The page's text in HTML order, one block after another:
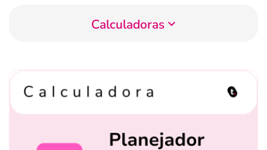
Calculadoras